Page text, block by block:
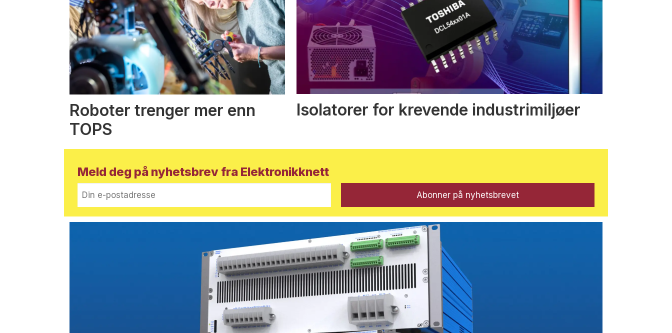
Roboter trenger mer enn
TOPS
Isolatorer for krevende industrimiljøer
Meld deg på nyhetsbrev fra Elektronikknett